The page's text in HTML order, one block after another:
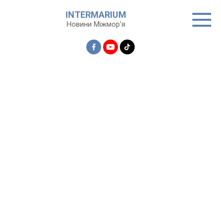
INTERMARIUM
Новини Міжмор'я